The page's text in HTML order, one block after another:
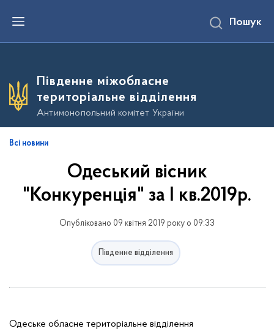
е
о
о
в
Пошук
Південне міжобласне
територіальне відділення
Антимонопольний комітет України
Всі новини
Одеський вісник
"Конкуренція" за І кв.2019р.
Опубліковано 09 квітня 2019 року о 09:33
Південне відділення
Одеське обласне територіальне відділення